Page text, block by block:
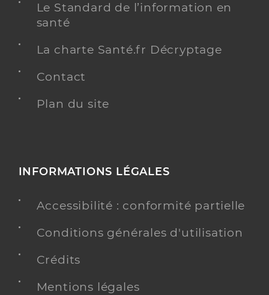
Le Standard de l’information en
santé
La charte Santé.fr Décryptage
Contact
Plan du site
INFORMATIONS LÉGALES
Accessibilité : conformité partielle
Conditions générales d'utilisation
Crédits
Mentions légales